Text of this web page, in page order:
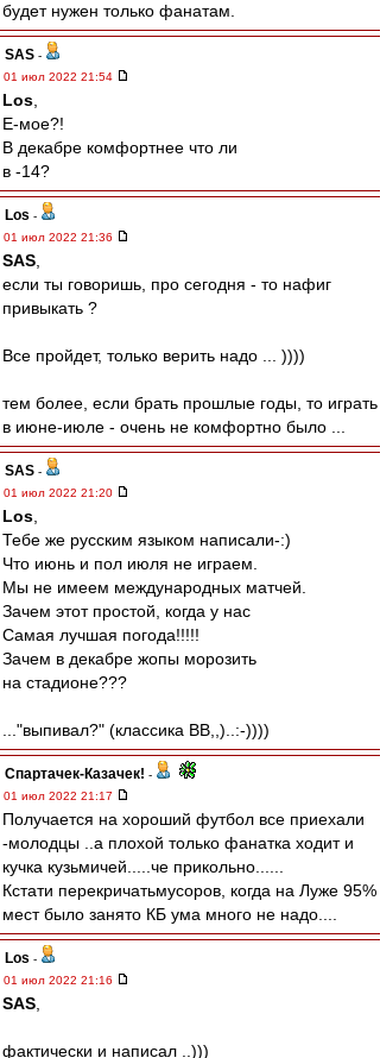
будет нужен только фанатам.
SAS -
01 июл 2022 21:54
Los
Е-мое?!
В декабре комфортнее что ли
в -14?
Los -
01 июл 2022 21:36
SAS
если ты говоришь, про сегодня - то нафиг
привыкать ?
Все пройдет, только верить надо ... ))))
тем более, если брать прошлые годы, то играть
в июне-июле - очень не комфортно было ...
SAS -
01 июл 2022 21:20
Los
Тебе же русским языком написали-:)
Что июнь и пол июля не играем.
Мы не имеем международных матчей.
Зачем этот простой, когда у нас
Самая лучшая погода!!!!!
Зачем в декабре жопы морозить
на стадионе???
..."выпивал?" (классика ВВ,,)..:-))))
Спартачек-Казачек! -
01 июл 2022 21:17
Получается на хороший футбол все приехали
-молодцы ..а плохой только фанатка ходит и
кучка кузьмичей.....че прикольно......
Кстати перекричатьмусоров, когда на Луже 95%
мест было занято КБ ума много не надо....
Los -
01 июл 2022 21:16
SAS
фактически и написал ..)))